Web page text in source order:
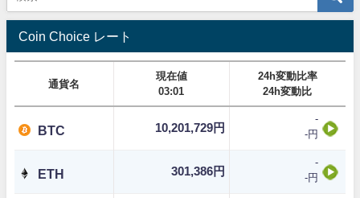
Coin Choice レート
通貨名
現在値
03:01
24h変動比率
24h変動比
BTC 10,201,729円
-
-円
ETH 301,386円
-
-円